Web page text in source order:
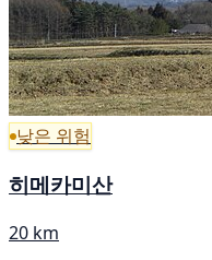
낮은 위험
히메카미산
20 km